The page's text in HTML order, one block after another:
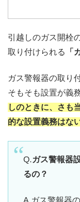
引越しのガス開栓
取り付けられる
「
ガス警報器の取り
そもそも設置が義
しのときに、さも
的な設置義務はな
Q.ガス警報器
るの？